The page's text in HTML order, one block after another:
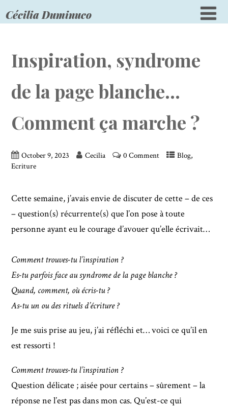
Cécilia Duminuco
Inspiration, syndrome
de la page blanche…
Comment ça marche ?
October 9, 2023 Cecilia 0 Comment Blog,
Ecriture
Cette semaine, j’avais envie de discuter de cette – de ces
– question(s) récurrente(s) que l’on pose à toute
personne ayant eu le courage d’avouer qu’elle écrivait…
Comment trouves-tu l’inspiration ?
Es-tu parfois face au syndrome de la page blanche ?
Quand, comment, où écris-tu ?
As-tu un ou des rituels d’écriture ?
Je me suis prise au jeu, j’ai réfléchi et… voici ce qu’il en
est ressorti !
Comment trouves-tu l’inspiration ?
Question délicate ; aisée pour certains – sûrement – la
réponse ne l’est pas dans mon cas. Qu’est-ce qui